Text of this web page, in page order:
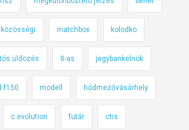
közösségi matchbox kolodko
üldözés 8-as jegybankelnök
f150 modell hódmezővásárhely
c evolution futár ctis